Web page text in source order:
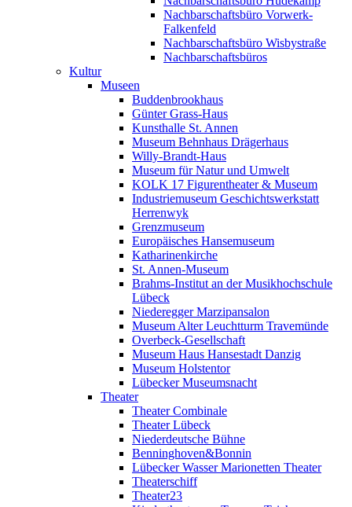
Nachbarschaftsbüro Vorwerk-
Falkenfeld
Nachbarschaftsbüro Wisbystraße
Nachbarschaftsbüros
Kultur
Museen
Buddenbrookhaus
Günter Grass-Haus
Kunsthalle St. Annen
Museum Behnhaus Drägerhaus
Willy-Brandt-Haus
Museum für Natur und Umwelt
KOLK 17 Figurentheater & Museum
Industriemuseum Geschichtswerkstatt
Herrenwyk
Grenzmuseum
Europäisches Hansemuseum
Katharinenkirche
St. Annen-Museum
Brahms-Institut an der Musikhochschule
Lübeck
Niederegger Marzipansalon
Museum Alter Leuchtturm Travemünde
Overbeck-Gesellschaft
Museum Haus Hansestadt Danzig
Museum Holstentor
Lübecker Museumsnacht
Theater
Theater Combinale
Theater Lübeck
Niederdeutsche Bühne
Benninghoven&Bonnin
Lübecker Wasser Marionetten Theater
Theaterschiff
Theater23